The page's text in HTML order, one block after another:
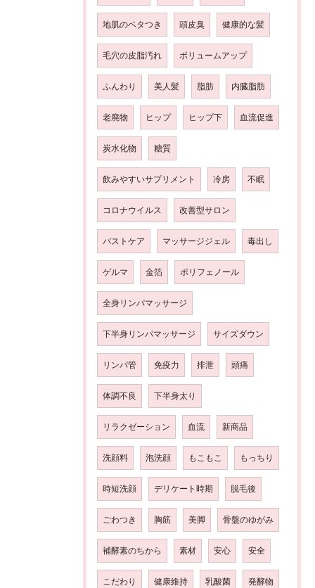
地肌のベタつき 頭皮臭 健康的な髪
毛穴の皮脂汚れ ボリュームアップ
ふんわり 美人髪 脂肪 内臓脂肪
老廃物 ヒップ ヒップ下 血流促進
炭水化物 糖質
飲みやすいサプリメント 冷房 不眠
コロナウイルス 改善型サロン
バストケア マッサージジェル 毒出し
ゲルマ 金箔 ポリフェノール
全身リンパマッサージ
下半身リンパマッサージ サイズダウン
リンパ管 免疫力 排泄 頭痛
体調不良 下半身太り
リラクゼーション 血流 新商品
洗顔料 泡洗顔 もこもこ もっちり
時短洗顔 デリケート時期 脱毛後
ごわつき 胸筋 美脚 骨盤のゆがみ
補酵素のちから 素材 安心 安全
こだわり 健康維持 乳酸菌 発酵物